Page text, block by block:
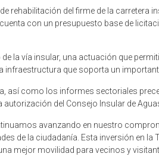
rehabilitación del firme de la carretera
con un presupuesto base de
la vía insular, una actuación que
infraestructura que soporta un
así como los informes sectoriales
del Consejo Insular de
avanzando en nuestro
de la ciudadanía. Esta inversión en la
mejor movilidad para vecinos y